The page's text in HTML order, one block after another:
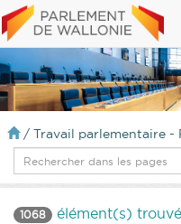
/ Travail parlementaire -
1068 élément(s)